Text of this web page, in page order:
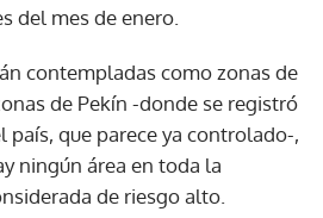
del mes de enero.
contempladas como zonas de
de Pekín -donde se registró
que parece ya controlado-,
ningún área en toda la
de riesgo alto.